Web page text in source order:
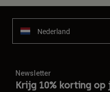
Nederland
Newsletter
Krijg 10% korting